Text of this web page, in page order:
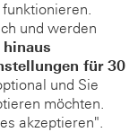
und werden
hinaus
für 30
und Sie
möchten.
akzeptieren".